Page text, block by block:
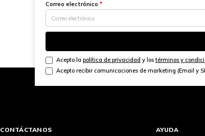
Correo electrónico *
Acepto la política de privacidad y lostérminos y
Acepto recibir comunicaciones de marketing (Email y
CONTÁCTANOS AYUDA